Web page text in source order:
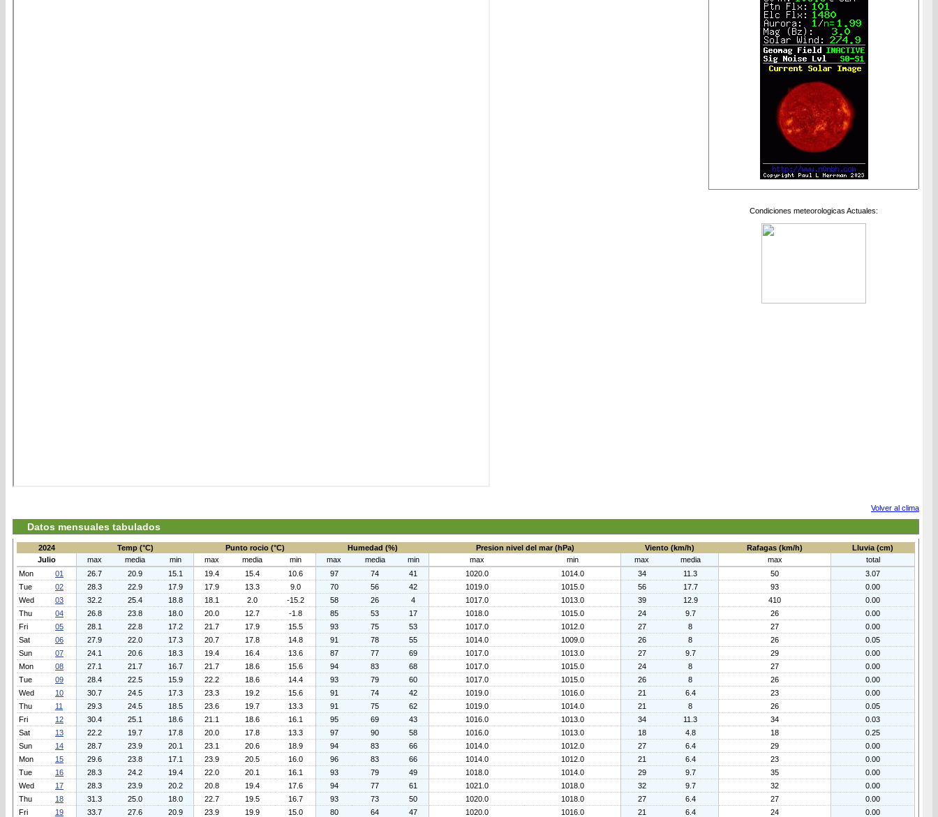
Condiciones meteorologicas Actuales:
Volver al clima
Datos mensuales tabulados
2024 Temp (°C) Punto rocio (°C) Humedad (%) Presion nivel del mar (hPa) Viento (km/h) Rafagas (km/h)
Lluvia (cm)
Julio
max media min max media min max media min max min max media max
total
Mon
01 26.7 20.9 15.1 19.4 15.4 10.6 97 74 41 1020.0 1014.0 34 11.3 50
3.07
Tue
02 28.3 22.9 17.9 17.9 13.3 9.0 70 56 42 1019.0 1015.0 56 17.7 93
0.00
Wed
03 32.2 25.4 18.8 18.1 2.0 -15.2 58 26 4 1017.0 1013.0 39 12.9 410
0.00
Thu
04 26.8 23.8 18.0 20.0 12.7 -1.8 85 53 17 1018.0 1015.0 24 9.7 26
0.00
Fri
05 28.1 22.8 17.2 21.7 17.9 15.5 93 75 53 1017.0 1012.0 27 8 27
0.00
Sat
06 27.9 22.0 17.3 20.7 17.8 14.8 91 78 55 1014.0 1009.0 26 8 26
0.05
Sun
07 24.1 20.6 18.3 19.4 16.4 13.6 87 77 69 1017.0 1013.0 27 9.7 29
0.00
Mon
08 27.1 21.7 16.7 21.7 18.6 15.6 94 83 68 1017.0 1015.0 24 8 27
0.00
Tue
09 28.4 22.5 15.9 22.2 18.6 14.4 93 79 60 1017.0 1015.0 26 8 26
0.00
Wed
10 30.7 24.5 17.3 23.3 19.2 15.6 91 74 42 1019.0 1016.0 21 6.4 23
0.00
Thu
11 29.3 24.5 18.5 23.6 19.7 13.3 91 75 62 1019.0 1014.0 21 8 26
0.05
Fri
12 30.4 25.1 18.6 21.1 18.6 16.1 95 69 43 1016.0 1013.0 34 11.3 34
0.03
Sat
13 22.2 19.7 17.8 20.0 17.8 13.3 97 90 58 1016.0 1013.0 18 4.8 18
0.25
Sun
14 28.7 23.9 20.1 23.1 20.6 18.9 94 83 66 1014.0 1012.0 27 6.4 29
0.00
Mon
15 29.6 23.8 17.1 23.9 20.5 16.0 96 83 66 1014.0 1012.0 21 6.4 23
0.00
Tue
16 28.3 24.2 19.4 22.0 20.1 16.1 93 79 49 1018.0 1014.0 29 9.7 35
0.00
Wed
17 28.3 23.9 20.2 20.8 19.4 17.6 94 77 61 1021.0 1018.0 32 9.7 32
0.00
Thu
18 31.3 25.0 18.0 22.7 19.5 16.7 93 73 50 1020.0 1018.0 27 6.4 27
0.00
Fri
19 33.7 27.6 20.9 23.9 19.9 15.0 80 64 47 1020.0 1016.0 21 6.4 24 0.00